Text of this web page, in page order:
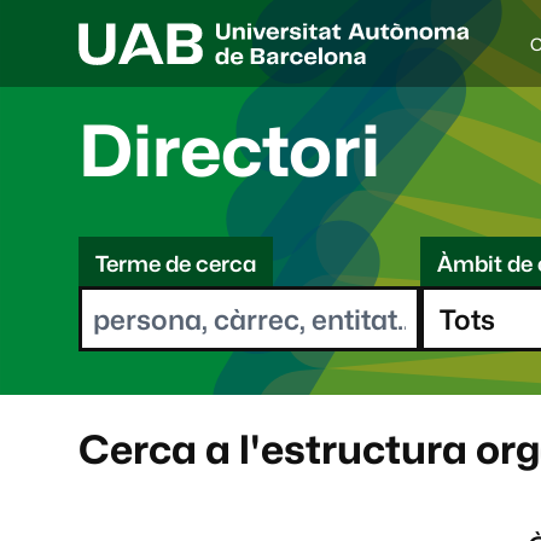
I
d
i
a
e
l
e
o
t
Directori
C
eTerme de cerca Àmbit de
Cerca a l'estructura